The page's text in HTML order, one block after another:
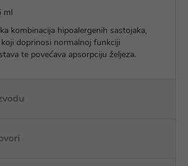
ml
kombinacija hipoalergenih sastojaka,
doprinosi normalnoj funkciji
te povećava apsorpciju željeza.